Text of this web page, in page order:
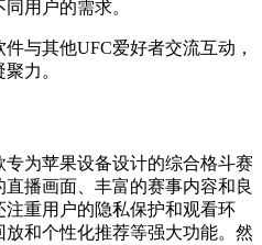
用户的需求。
与其他UFC爱好者交流互动，
力。
为苹果设备设计的综合格斗赛
播画面、丰富的赛事内容和良
重用户的隐私保护和观看环
和个性化推荐等强大功能。然